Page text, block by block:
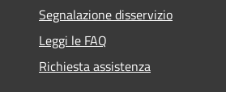
Segnalazione disservizio
Leggi le FAQ
Richiesta assistenza